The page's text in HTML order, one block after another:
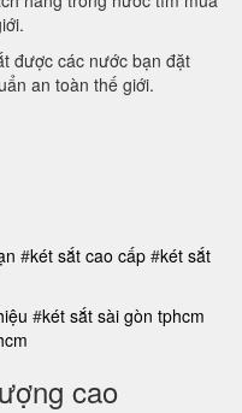
được các nước bạn đặt
an toàn thế giới.
#két sắt cao cấp #két sắt
#két sắt sài gòn tphcm
cao